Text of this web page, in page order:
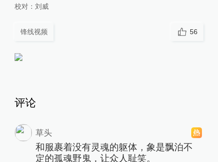
校对： 刘威
锋线视频 56
评论
草头
和服裹着没有灵魂的躯体，象是飘泊不
定的孤魂野鬼，让众人耻笑。